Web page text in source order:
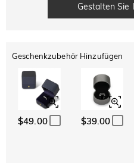
Gestalten Sie
Geschenkzubehör Hinzufügen
$49.00 $39.00